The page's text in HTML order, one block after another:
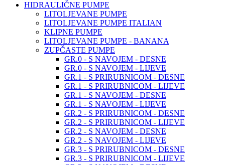
HIDRAULIČNE PUMPE
LITOLJEVANE PUMPE
LITOLJEVANE PUMPE ITALIAN
KLIPNE PUMPE
LITOLJEVANE PUMPE - BANANA
ZUPČASTE PUMPE
GR.0 - S NAVOJEM - DESNE
GR.0 - S NAVOJEM - LIJEVE
GR.1 - S PRIRUBNICOM - DESNE
GR.1 - S PRIRUBNICOM - LIJEVE
GR.1 - S NAVOJEM - DESNE
GR.1 - S NAVOJEM - LIJEVE
GR.2 - S PRIRUBNICOM - DESNE
GR.2 - S PRIRUBNICOM - LIJEVE
GR.2 - S NAVOJEM - DESNE
GR.2 - S NAVOJEM - LIJEVE
GR.3 - S PRIRUBNICOM - DESNE
GR.3 - S PRIRUBNICOM - LIJEVE